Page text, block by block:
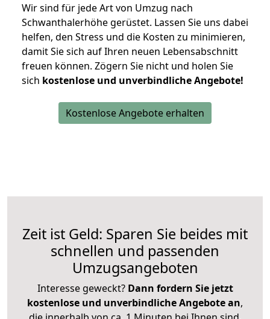
Wir sind für jede Art von Umzug nach
Schwanthalerhöhe gerüstet. Lassen Sie uns dabei
helfen, den Stress und die Kosten zu minimieren,
damit Sie sich auf Ihren neuen Lebensabschnitt
freuen können. Zögern Sie nicht und holen Sie
sich kostenlose und unverbindliche Angebote!
Kostenlose Angebote erhalten
Zeit ist Geld: Sparen Sie beides mit
schnellen und passenden
Umzugsangeboten
Interesse geweckt? Dann fordern Sie jetzt
kostenlose und unverbindliche Angebote an,